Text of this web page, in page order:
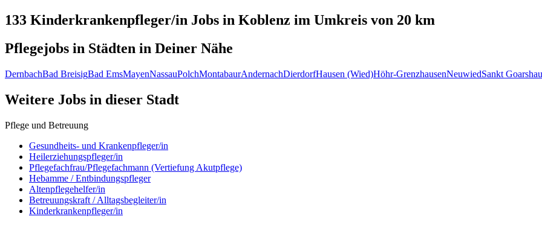
133 Kinderkrankenpfleger/in Jobs in Koblenz im Umkreis von 20 km
Pflegejobs in Städten in Deiner Nähe
DernbachBad BreisigBad EmsMayenNassauPolchMontabaurAndernachDierdorfHausen (Wied)Höhr-GrenzhausenNeuwiedSankt
Weitere Jobs in dieser Stadt
Pflege und Betreuung
Gesundheits- und Krankenpfleger/in
Heilerziehungspfleger/in
Pflegefachfrau/Pflegefachmann (Vertiefung Akutpflege)
Hebamme / Entbindungspfleger
Altenpflegehelfer/in
Betreuungskraft / Alltagsbegleiter/in
Kinderkrankenpfleger/in